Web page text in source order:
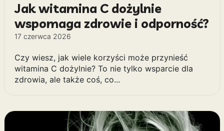
Jak witamina C dożylnie
wspomaga zdrowie i odporność?
17 czerwca 2026
Czy wiesz, jak wiele korzyści może przynieść
witamina C dożylnie? To nie tylko wsparcie dla
zdrowia, ale także coś, co...